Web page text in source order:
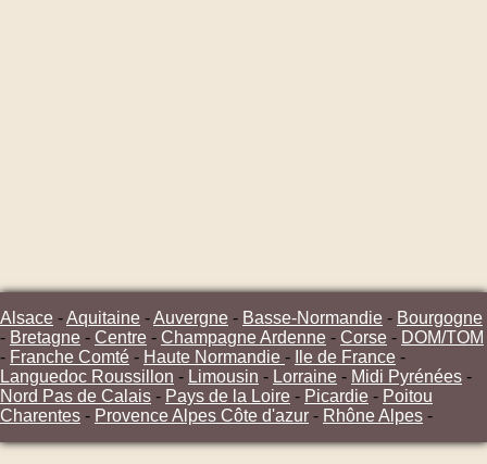
Alsace -Aquitaine -Auvergne - Basse-Normandie - Bourgogne
- Bretagne - Centre - Champagne Ardenne - Corse - DOM/TOM
- Franche Comté - Haute Normandie - Ile de France -
Languedoc Roussillon - Limousin - Lorraine - Midi Pyrénées -
Nord Pas de Calais - Pays de la Loire - Picardie - Poitou
Charentes - Provence Alpes Côte d'azur - Rhône Alpes -